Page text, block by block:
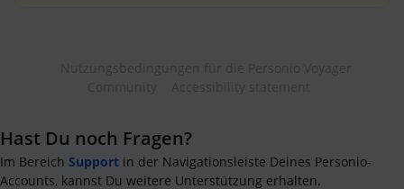
Hast Du noch Fragen?
Im Bereich Support in der Navigationsleiste Deines Personio-
Accounts, kannst Du weitere Unterstützung erhalten.